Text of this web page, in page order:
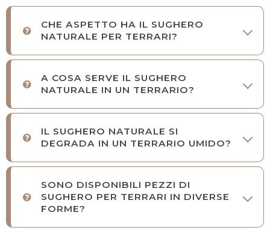
CHE ASPETTO HA IL SUGHERO
NATURALE PER TERRARI?
A COSA SERVE IL SUGHERO
NATURALE IN UN TERRARIO?
IL SUGHERO NATURALE SI
DEGRADA IN UN TERRARIO UMIDO?
SONO DISPONIBILI PEZZI DI
SUGHERO PER TERRARI IN DIVERSE
FORME?